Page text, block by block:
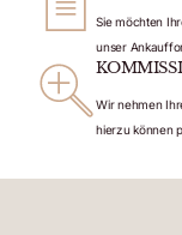
Sie möchten
unser
Wir nehmen
hierzu können